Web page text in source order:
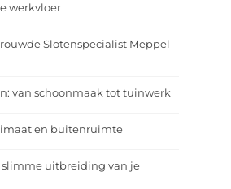
werkvloer
Slotenspecialist Meppel
van schoonmaak tot tuinwerk
en buitenruimte
uitbreiding van je